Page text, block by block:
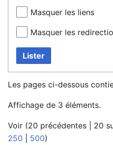
Masquer les liens
Masquer les
Lister
Les pages ci-dessous
Affichage de 3 éléments.
Voir (20 précédentes 20
250
500)